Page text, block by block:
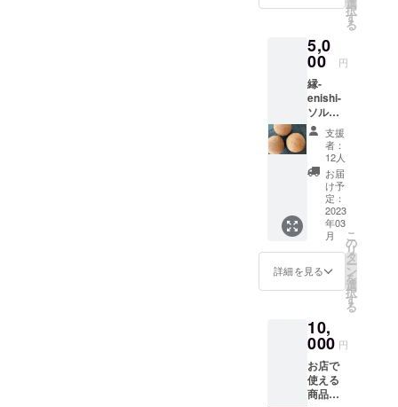
イメー
す。
【内容
定）】
○ソルガ
ムまる
パン ○
ソルガ
ムベー
グル
等 ※
試作中
の商品
れる
為、内
る場合
がござ
いま
す。 ※
冷凍便
での発
○ソルガ
コーン
○ソルガ
ムドー
ナツ ○
ソルガ
ムクッ
キー
等 ※
試作中
の商品
が含ま
れる
為、内
容の変
更があ
す。 ※
冷凍便
での発
送とな
りま
す。 ※
せてい
ます。
店内製
造の焼
き菓子
類や、
信州産
ソルガ
ムの素
（実、
粉、パ
等）、
AKEBO
NO（株
）で取
り扱い
こだわ
り素材
など店
内全て
の商品
でご利
択
す
る
5,0
00 円
縁-
enishi-
ソルガ
ムパン
詰合せ
（グル
テンフ
リー・
アレル
ゲンフ
リー）
当店自
慢のソ
ルガム
パン
5000円
め合わ
せセッ
トで
す。
乳・
卵・小
支援
者：
12人
お届
け予
定：
2023
年03
月
詳細を見る
こ
の
リ
タ
ー
ン
を
選
択
す
る
10,
000 円
お店で
使える
商品券